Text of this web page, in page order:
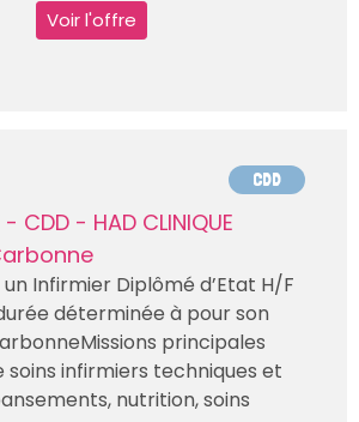
Voir l'offre
CDD
CDD - HAD CLINIQUE
Infirmier Diplômé d’Etat H/F
déterminée à pour son
principales
soins infirmiers techniques et
nutrition, soins